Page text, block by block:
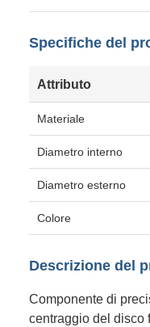
Specifiche del
Attributo
Materiale
Diametro interno
Diametro esterno
Colore
Descrizione del
Componente di
centraggio del disco